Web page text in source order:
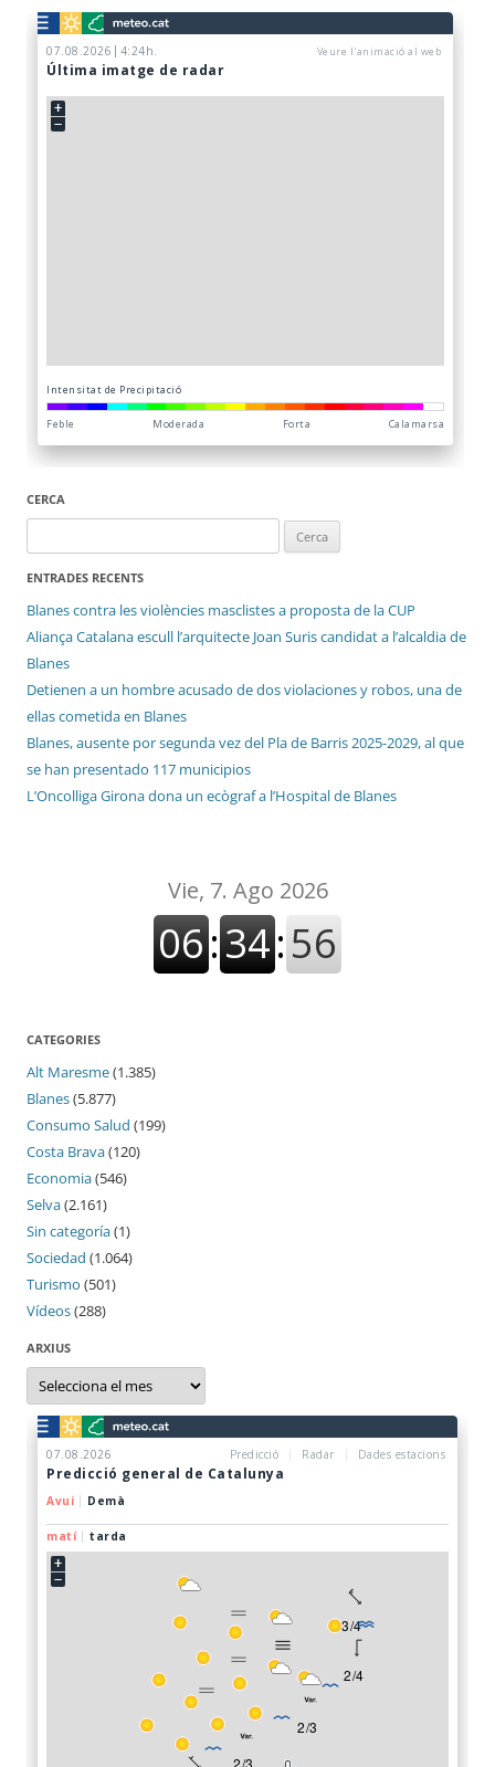
CERCA
ENTRADES RECENTS
Blanes contra les violències masclistes a proposta de la CUP
Aliança Catalana escull l’arquitecte Joan Suris candidat a l’alcaldia de
Blanes
Detienen a un hombre acusado de dos violaciones y robos, una de
ellas cometida en Blanes
Blanes, ausente por segunda vez del Pla de Barris 2025-2029, al que
se han presentado 117 municipios
L’Oncolliga Girona dona un ecògraf a l’Hospital de Blanes
CATEGORIES
Alt Maresme(1.385)
Blanes(5.877)
Consumo Salud (199)
Costa Brava(120)
Economia(546)
Selva(2.161)
Sin categoría(1)
Sociedad (1.064)
Turismo (501)
Vídeos(288)
ARXIUS
Arxius